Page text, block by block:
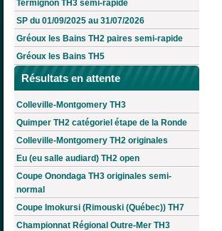
Termignon TH3 semi-rapide
SP du 01/09/2025 au 31/07/2026
Gréoux les Bains TH2 paires semi-rapide
Gréoux les Bains TH5
Résultats en attente
Colleville-Montgomery TH3
Quimper TH2 catégoriel étape de la Ronde
Colleville-Montgomery TH2 originales
Eu (eu salle audiard) TH2 open
Coupe Onondaga TH3 originales semi-
normal
Coupe Imokursi (Rimouski (Québec)) TH7
Championnat Régional Outre-Mer TH3